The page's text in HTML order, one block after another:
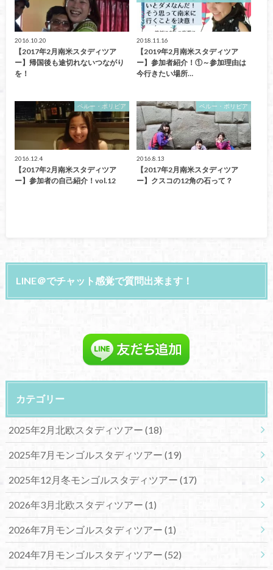
2016.10.20
【2017年2月南米スタディツア
ー】帰国後も途切れないつながり
を！
2018.11.16
【2019年2月南米スタディツア
ー】参加者紹介！①～参加理由は
今行きたい場所…
ペルー・ボリビア
2016.12.4
【2017年2月南米スタディツア
ー】参加者の自己紹介！vol.12
ペルー・ボリビア
2016.8.13
【2017年2月南米スタディツア
ー】クスコの12角の石って？
LINE＠でチャット感覚で質問出来ます！
カテゴリー
2025年2月北欧スタディツアー (18)
2025年7月モンゴルスタディツアー (19)
2025年12月冬モンゴルスタディツアー (17)
2026年3月北欧スタディツアー (1)
2026年7月モンゴルスタディツアー (1)
2024年7月モンゴルスタディツアー (52)